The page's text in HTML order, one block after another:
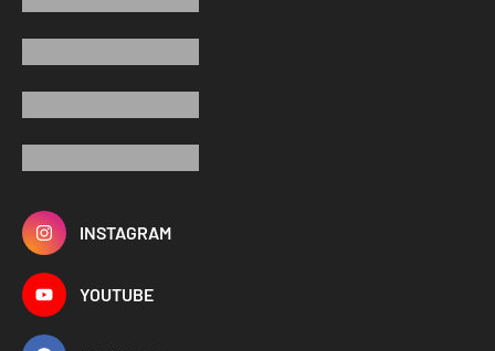
INSTAGRAM
YOUTUBE